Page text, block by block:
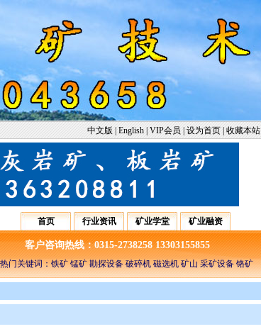
中文版 English |VIP会员 设为首页 收藏本站
首页 行业资讯 矿业学堂 矿业融资
客户咨询热线：0315-2738258 13303155855
热门关键词：铁矿 锰矿 勘探设备 破碎机 磁选机 矿山 采矿设备 铬矿